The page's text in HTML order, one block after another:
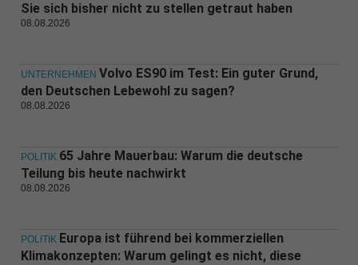
Sie sich bisher nicht zu stellen getraut haben
08.08.2026
UNTERNEHMEN Volvo ES90 im Test: Ein guter Grund,
den Deutschen Lebewohl zu sagen?
08.08.2026
POLITIK 65 Jahre Mauerbau: Warum die deutsche
Teilung bis heute nachwirkt
08.08.2026
POLITIK Europa ist führend bei kommerziellen
Klimakonzepten: Warum gelingt es nicht, diese